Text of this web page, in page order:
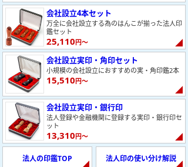
会社設立4本セット
万全に会社設立する為のはんこが揃った法人印
鑑セット
25,110円～
会社設立実印・角印セット
小規模の会社設立におすすめの実・角印鑑2本
15,510円～
会社設立実印・銀行印
法人登録や金融機関に登録する実印・銀行印セ
ット
13,310円～
法人の印鑑TOP 法人印の使い分け解説